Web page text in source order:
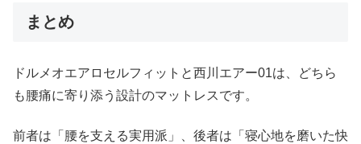
まとめ
ドルメオエアロセルフィットと西川エアー01は、どちら
も腰痛に寄り添う設計のマットレスです。
前者は「腰を支える実用派」、後者は「寝心地を磨いた快